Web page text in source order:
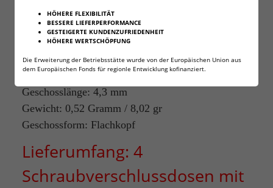
HÖHERE FLEXIBILITÄT
BESSERE LIEFERPERFORMANCE
GESTEIGERTE KUNDENZUFRIEDENHEIT
HÖHERE WERTSCHÖPFUNG
Die Erweiterung der Betriebsstätte wurde von der Europäischen Union aus
dem Europäischen Fonds für regionle Entwicklung kofinanziert.
einer Energie von 7,5 Joule. Für Entfernungen bis
10 Meter.
Auch für Waffen mit Trommelmagazinen geeignet.
Kaliber: 4,50 mm / .177cal
Geschosslänge: 4,3 mm
Gewicht: 0,52 Gramm / 8,02 gr
Geschossform: Flachkopf
Lieferumfang: 4
Schraubverschlussdosen mit